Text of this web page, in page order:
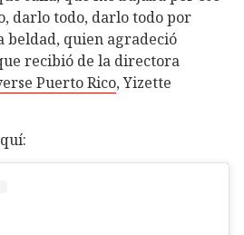
darlo todo, darlo todo por
beldad, quien agradeció
recibió de la directora
Puerto Rico, Yizette